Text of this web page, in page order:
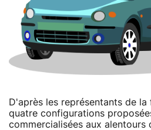
D'après les représentants de
quatre configurations
commercialisées aux alentours